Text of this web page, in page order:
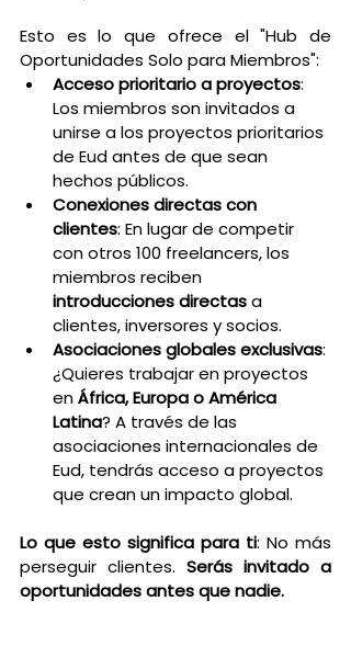
Esto es lo que ofrece el "Hub de
Oportunidades Solo para Miembros":
Acceso prioritario a proyectos:
Los miembros son invitados a
unirse a los proyectos prioritarios
de Eud antes de que sean
hechos públicos.
Conexiones directas con
clientes: En lugar de competir
con otros 100 freelancers, los
miembros reciben
introducciones directas a
clientes, inversores y socios.
Asociaciones globales exclusivas:
¿Quieres trabajar en proyectos
en África, Europa o América
Latina? A través de las
asociaciones internacionales de
Eud, tendrás acceso a proyectos
que crean un impacto global.
Lo que esto significa para ti: No más
perseguir clientes. Serás invitado a
oportunidades antes que nadie.